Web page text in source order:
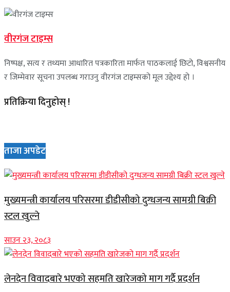
वीरगंज टाइम्स
निष्पक्ष, सत्य र तथ्यमा आधारित पत्रकारिता मार्फत पाठकलाई छिटो, विश्वसनीय
र जिम्मेवार सूचना उपलब्ध गराउनु वीरगंज टाइम्सको मूल उद्देश्य हो ।
प्रतिक्रिया दिनुहोस् !
ताजा अपडेट
मुख्यमन्त्री कार्यालय परिसरमा डीडीसीको दुग्धजन्य सामग्री बिक्री
स्टल खुल्ने
साउन २३, २०८३
लेनदेन विवादबारे भएको सहमति खारेजको माग गर्दै प्रदर्शन